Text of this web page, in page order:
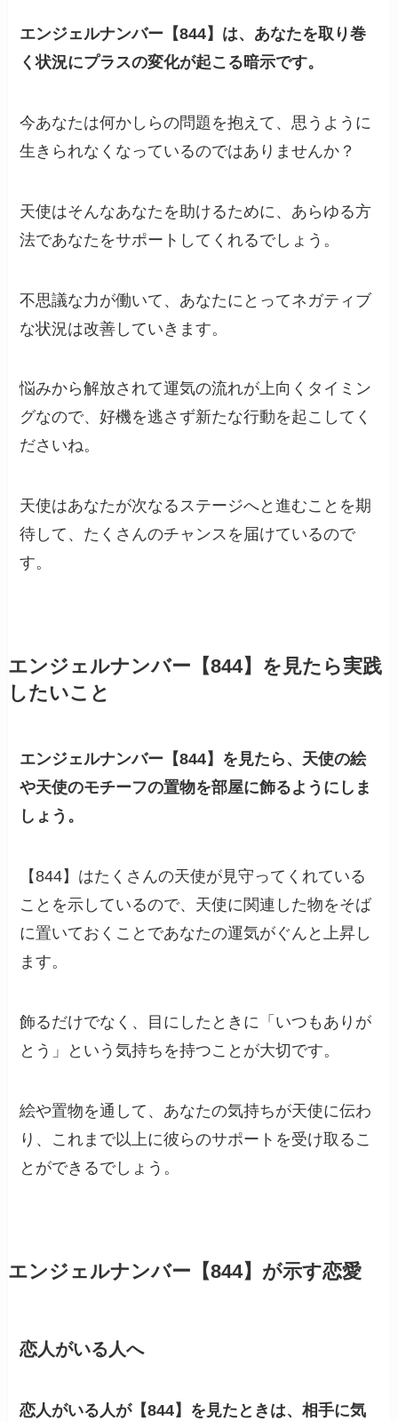
エンジェルナンバー【844】は、あなたを取り巻
く状況にプラスの変化が起こる暗示です。
今あなたは何かしらの問題を抱えて、思うように
生きられなくなっているのではありませんか？
天使はそんなあなたを助けるために、あらゆる方
法であなたをサポートしてくれるでしょう。
不思議な力が働いて、あなたにとってネガティブ
な状況は改善していきます。
悩みから解放されて運気の流れが上向くタイミン
グなので、好機を逃さず新たな行動を起こしてく
ださいね。
天使はあなたが次なるステージへと進むことを期
待して、たくさんのチャンスを届けているので
す。
エンジェルナンバー【844】を見たら実践
したいこと
エンジェルナンバー【844】を見たら、天使の絵
や天使のモチーフの置物を部屋に飾るようにしま
しょう。
【844】はたくさんの天使が見守ってくれている
ことを示しているので、天使に関連した物をそば
に置いておくことであなたの運気がぐんと上昇し
ます。
飾るだけでなく、目にしたときに「いつもありが
とう」という気持ちを持つことが大切です。
絵や置物を通して、あなたの気持ちが天使に伝わ
り、これまで以上に彼らのサポートを受け取るこ
とができるでしょう。
エンジェルナンバー【844】が示す恋愛
恋人がいる人へ
恋人がいる人が【844】を見たときは、相手に気